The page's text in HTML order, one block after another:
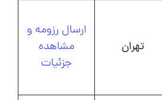
تهران
ارسال رزومه و
مشاهده
جزئیات